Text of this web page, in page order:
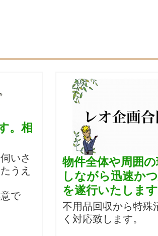
。相
いさ
うえ
で
物件全体や周囲
しながら迅速か
を遂行いたします
不用品回収から特殊
く対応致します。